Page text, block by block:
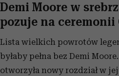
Demi Moore w
pozuje na ceremonii
Lista wielkich powrotów
byłaby pełna bez Demi
otworzyła nowy rozdział w